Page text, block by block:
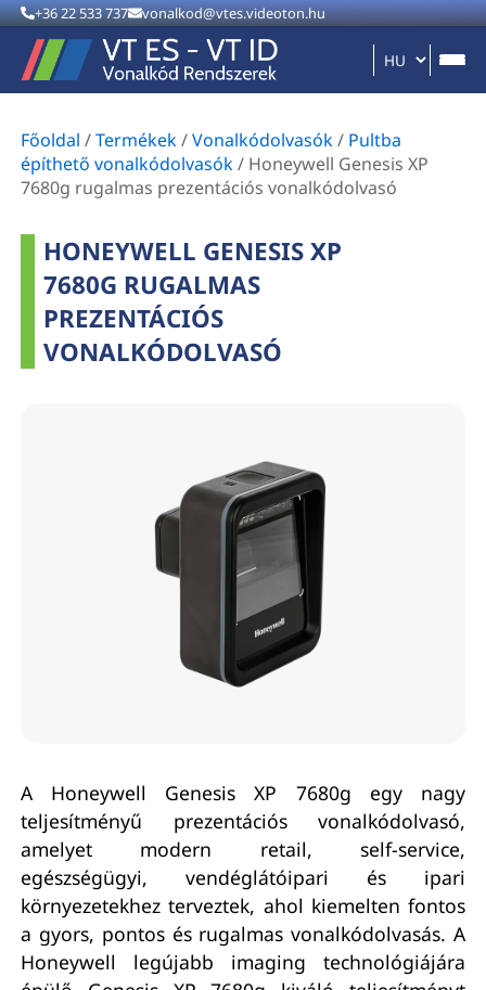
+36 22 533 737 vonalkod@vtes.videoton.hu
Főoldal /Termékek/Vonalkódolvasók/ Pultba
építhető vonalkódolvasók/ Honeywell Genesis XP
7680g rugalmas prezentációs vonalkódolvasó
HONEYWELL GENESIS XP
7680G RUGALMAS
PREZENTÁCIÓS
VONALKÓDOLVASÓ
A Honeywell Genesis XP 7680g egy nagy
teljesítményű prezentációs vonalkódolvasó,
amelyet modern retail, self-service,
egészségügyi, vendéglátóipari és ipari
környezetekhez terveztek, ahol kiemelten fontos
a gyors, pontos és rugalmas vonalkódolvasás. A
Honeywell legújabb imaging technológiájára